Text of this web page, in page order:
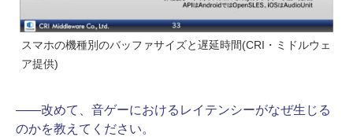
スマホの機種別のバッファサイズと遅延時間(CRI・ミドルウェ
ア提供)
――改めて、音ゲーにおけるレイテンシーがなぜ生じる
のかを教えてください。